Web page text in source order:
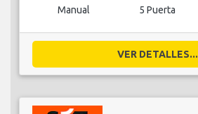
Manual 5 Puerta
VER DETALLES...